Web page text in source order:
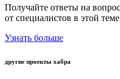
Получайте ответы на
от специалистов в этой
Узнать больше
другие проекты хабра